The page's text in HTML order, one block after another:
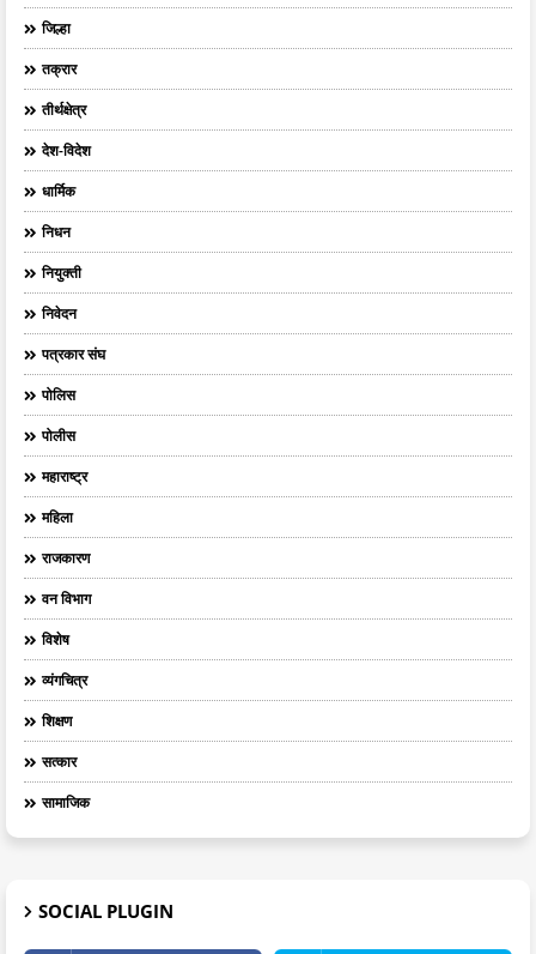
जिल्हा
तक्रार
तीर्थक्षेत्र
देश-विदेश
धार्मिक
निधन
नियुक्ती
निवेदन
पत्रकार संघ
पोलिस
पोलीस
महाराष्ट्र
महिला
राजकारण
वन विभाग
विशेष
व्यंगचित्र
शिक्षण
सत्कार
सामाजिक
SOCIAL PLUGIN